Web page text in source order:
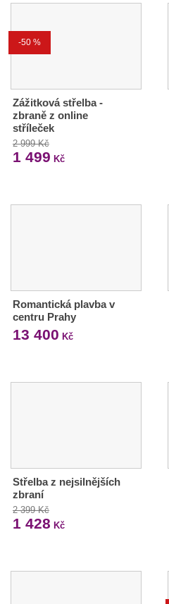
-50 %
Zážitková střelba -
zbraně z online
stříleček
2 999 Kč
1 499 Kč
Romantická plavba v
centru Prahy
13 400 Kč
Střelba z nejsilnějších
zbraní
2 399 Kč
1 428 Kč